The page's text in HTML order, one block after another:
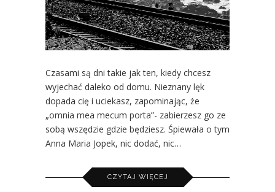
Czasami są dni takie jak ten, kiedy chcesz
wyjechać daleko od domu. Nieznany lęk
dopada cię i uciekasz, zapominając, że
„omnia mea mecum porta”- zabierzesz go ze
sobą wszędzie gdzie będziesz. Śpiewała o tym
Anna Maria Jopek, nic dodać, nic…
CZYTAJ WIĘCEJ